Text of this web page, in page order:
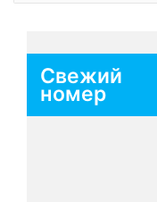
Свежий
номер